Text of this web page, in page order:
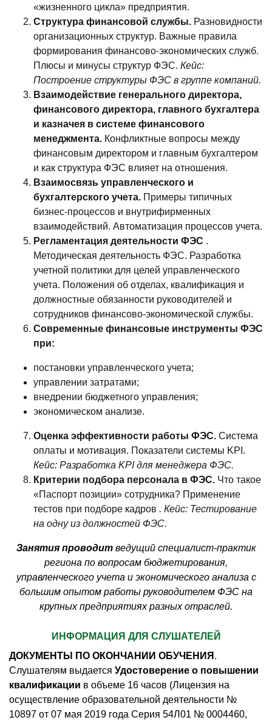
«жизненного цикла» предприятия.
Структура финансовой службы. Разновидности
организационных структур. Важные правила
формирования финансово-экономических служб.
Плюсы и минусы структур ФЭС. Кейс:
Построение структуры ФЭС в группе компаний.
Взаимодействие генерального директора,
финансового директора, главного бухгалтера
и казначея в системе финансового
менеджмента. Конфликтные вопросы между
финансовым директором и главным бухгалтером
и как структура ФЭС влияет на отношения.
Взаимосвязь управленческого и
бухгалтерского учета. Примеры типичных
бизнес-процессов и внутрифирменных
взаимодействий. Автоматизация процессов учета.
Регламентация деятельности ФЭС .
Методическая деятельность ФЭС. Разработка
учетной политики для целей управленческого
учета. Положения об отделах, квалификация и
должностные обязанности руководителей и
сотрудников финансово-экономической службы.
Современные финансовые инструменты ФЭС
при:
постановки управленческого учета;
управлении затратами;
внедрении бюджетного управления;
экономическом анализе.
Оценка эффективности работы ФЭС. Система
оплаты и мотивация. Показатели системы KPI.
Кейс: Разработка KPI для менеджера ФЭС.
Критерии подбора персонала в ФЭС. Что такое
«Паспорт позиции» сотрудника? Применение
тестов при подборе кадров . Кейс: Тестирование
на одну из должностей ФЭС.
Занятия проводит ведущий специалист-практик
региона по вопросам бюджетирования,
управленческого учета и экономического анализа с
большим опытом работы руководителем ФЭС на
крупных предприятиях разных отраслей.
ИНФОРМАЦИЯ ДЛЯ СЛУШАТЕЛЕЙ
ДОКУМЕНТЫ ПО ОКОНЧАНИИ ОБУЧЕНИЯ .
Слушателям выдается Удостоверение о повышении
квалификации в объеме 16 часов (Лицензия на
осуществление образовательной деятельности №
10897 от 07 мая 2019 года Серия 54Л01 № 0004460,